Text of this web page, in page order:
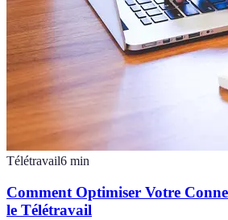
Télétravail6 min
Comment Optimiser Votre
le Télétravail